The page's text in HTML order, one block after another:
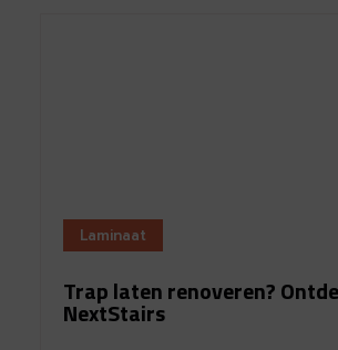
Trap laten renoveren?
NextStairs
Laminaat